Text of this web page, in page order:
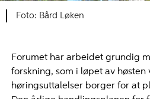
Bård Løken
Forumet har arbeidet grundig
forskning, som i løpet av
høringsuttalelser borger for at